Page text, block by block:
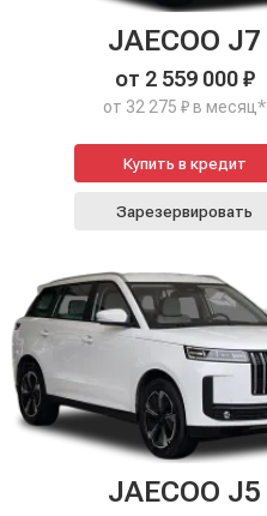
JAECOO J7
от 2 559 000 ₽
от 32 275 ₽ в месяц*
Купить в кредит
Зарезервировать
JAECOO J5